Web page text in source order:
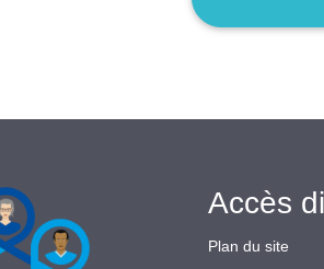
Accès
Plan du site